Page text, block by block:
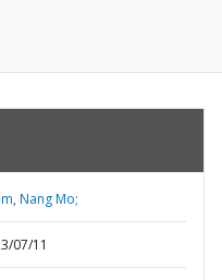
Nang Mo;
07/11